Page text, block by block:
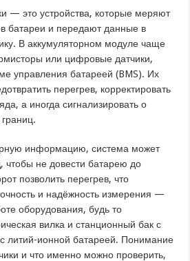
— это устройства, которые меряют
батареи и передают данные в
В аккумуляторном модуле чаще
или цифровые датчики,
управления батареей (BMS). Их
перегрев, корректировать
а иногда сигнализировать о
информацию, система может
чтобы не довести батарею до
позволить перегрев, что
и надёжность измерения —
оборудования, будь то
вилка и станционный бак с
литий-ионной батареей. Понимание
и что именно можно проверить,